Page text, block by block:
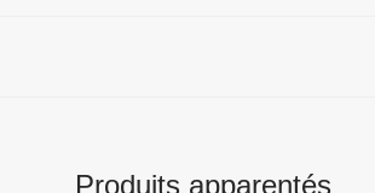
Produits apparentés